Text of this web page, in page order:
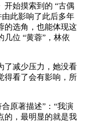
开始摸索到的 “古偶
此影响了此后多年
的选角，也能体现这
几位 “黄蓉”，林依
了减少压力，她没看
得看了会有影响，所
原著描述”：“我演
的，最明显的就是我